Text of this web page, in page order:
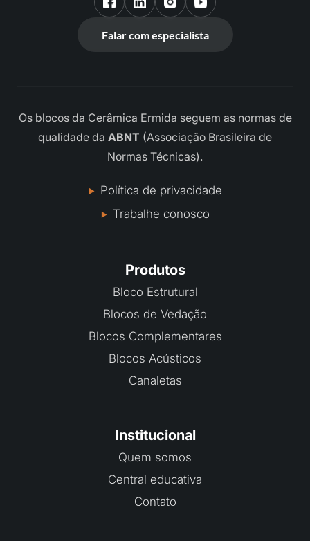
Falar com especialista
Os blocos da Cerâmica Ermida seguem as normas de
qualidade da ABNT (Associação Brasileira de
Normas Técnicas).
Política de privacidade
Trabalhe conosco
Produtos
Bloco Estrutural
Blocos de Vedação
Blocos Complementares
Blocos Acústicos
Canaletas
Institucional
Quem somos
Central educativa
Contato